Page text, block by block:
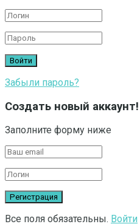
Забыли пароль?
Создать новый аккаунт!
Заполните форму ниже
Все поля обязательны. Войти